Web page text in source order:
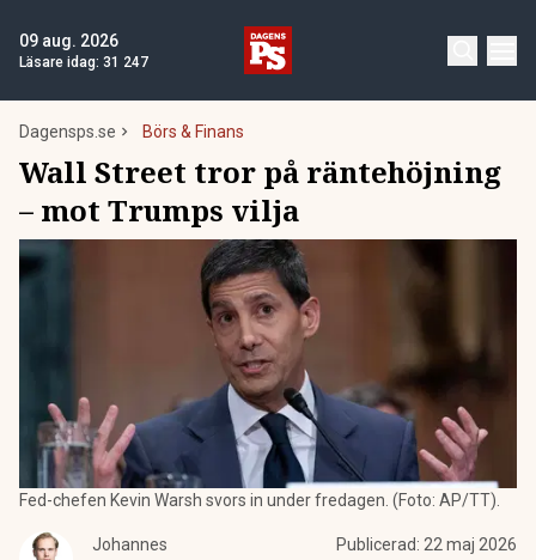
09 aug. 2026
Läsare idag: 31 247
Dagensps.se Börs & Finans
Wall Street tror på räntehöjning
– mot Trumps vilja
Fed-chefen Kevin Warsh svors in under fredagen. (Foto: AP/TT).
Johannes
Publicerad: 22 maj 2026